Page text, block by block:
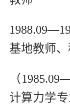
基地教师
（
计算力学